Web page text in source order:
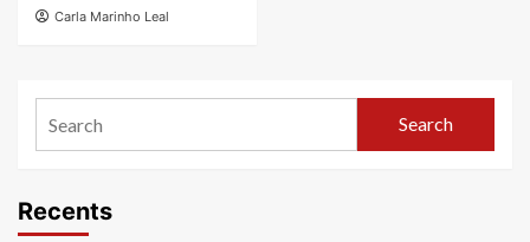
Carla Marinho Leal
Search
Recents